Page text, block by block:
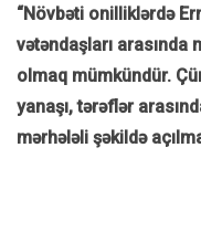
“Növbəti onilliklərdə
vətəndaşları arasında
olmaq mümkündür.
yanaşı, tərəflər
mərhələli şəkildə